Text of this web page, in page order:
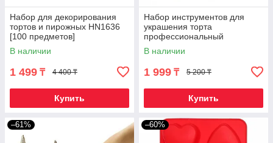
Набор для декорирования
тортов и пирожных HN1636
[100 предметов]
В наличии
1 499 ₸ 4 400 ₸
Купить
Набор инструментов для
украшения торта
профессиональный
«Арсенал кондитера» (12
предметов с гвоздиком)
В наличии
1 999 ₸ 5 200 ₸
Купить
–61% –60%